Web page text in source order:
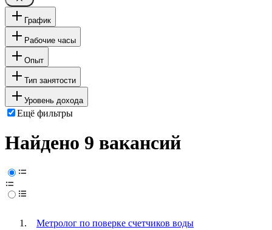
График
Рабочие часы
Опыт
Тип занятости
Уровень дохода
Ещё фильтры
Найдено 9 вакансий
Метролог по поверке счетчиков воды